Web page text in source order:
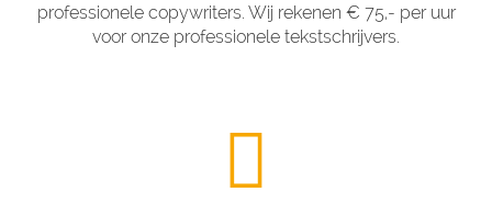
professionele copywriters. Wij rekenen € 75,- per uur
voor onze professionele tekstschrijvers.